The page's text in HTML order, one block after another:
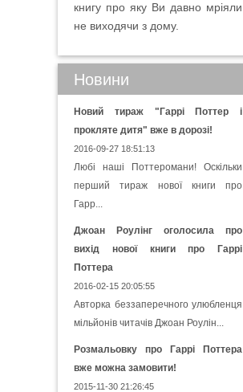
книгу про яку Ви давно мріяли
не виходячи з дому.
Новини
Новий тираж "Гаррі Поттер і
прокляте дитя" вже в дорозі!
2016-09-27 18:51:13
Любі наші Поттеромани! Оскільки
перший тираж нової книги про
Гарр...
Джоан Роулінг оголосила про
вихід нової книги про Гаррі
Поттера
2016-02-15 20:05:55
Авторка беззаперечного улюбленця
мільйонів читачів Джоан Роулін...
Розмальовку про Гаррі Поттера
вже можна замовити!
2015-11-30 21:26:45